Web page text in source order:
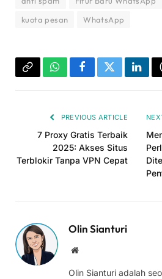
kuota pesan
WhatsApp
Copy WhatsAppFacebookTwitter
PREVIOUS ARTICLE
7 Proxy Gratis Terbaik
2025: Akses Situs
Terblokir Tanpa VPN Cepat
Olin Sianturi
Website
Olin Sianturi adalah